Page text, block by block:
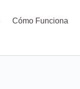
Cómo Funciona